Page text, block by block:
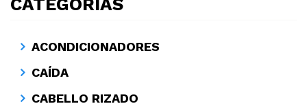
CATEGORÍAS
ACONDICIONADORES
CAÍDA
CABELLO RIZADO